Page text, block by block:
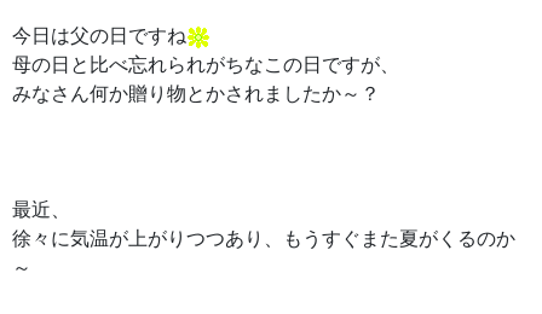
今日は父の日ですね
母の日と比べ忘れられがちなこの日ですが、
みなさん何か贈り物とかされましたか～？
最近、
徐々に気温が上がりつつあり、もうすぐまた夏がくるのか
～